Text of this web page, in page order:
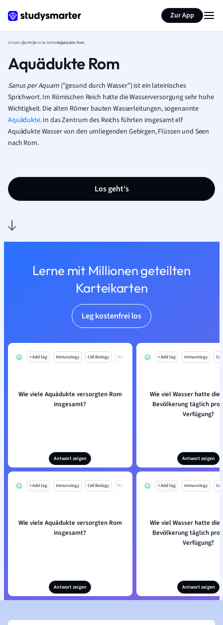
Zur App
SchuleLateinRömische AntikeAquädukte Rom
Aquädukte Rom
Sanus per Aquam("gesund durch Wasser") ist ein lateinisches
Sprichwort. Im Römischen Reich hatte die Wasserversorgung sehr hohe
Wichtigkeit. Die alten Römer bauten Wasserleitungen, sogenannte
Aquädukte. In das Zentrum des Reichs führten insgesamt elf
Aquädukte Wasser von den umliegenden Gebirgen, Flüssen und Seen
nach Rom.
Los geht’s
Lerne mit Millionen geteilten
Karteikarten
Leg kostenfrei los
+ Add tag Immunology Cell Biology Mo
Wie viele Aquädukte versorgten Rom
insgesamt?
Antwort zeigen
+ Add tag Immunology
Wie viel Wasser hatte die
Bevölkerung täglich pro
Verfügung?
Antwort zeigen
+ Add tag Immunology Cell Biology Mo
Wie viele Aquädukte versorgten Rom
insgesamt?
Antwort zeigen
+ Add tag Immunology
Wie viel Wasser hatte die
Bevölkerung täglich pro
Verfügung?
Antwort zeigen
Seite zusammenfassen